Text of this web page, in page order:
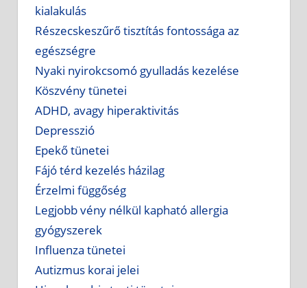
kialakulás
Részecskeszűrő tisztítás fontossága az
egészségre
Nyaki nyirokcsomó gyulladás kezelése
Köszvény tünetei
ADHD, avagy hiperaktivitás
Depresszió
Epekő tünetei
Fájó térd kezelés házilag
Érzelmi függőség
Legjobb vény nélkül kapható allergia
gyógyszerek
Influenza tünetei
Autizmus korai jelei